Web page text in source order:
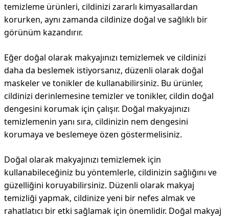
temizleme ürünleri, cildinizi zararlı kimyasallardan
korurken, aynı zamanda cildinize doğal ve sağlıklı bir
görünüm kazandırır.
Eğer doğal olarak makyajınızı temizlemek ve cildinizi
daha da beslemek istiyorsanız, düzenli olarak doğal
maskeler ve tonikler de kullanabilirsiniz. Bu ürünler,
cildinizi derinlemesine temizler ve tonikler, cildin doğal
dengesini korumak için çalışır. Doğal makyajınızı
temizlemenin yanı sıra, cildinizin nem dengesini
korumaya ve beslemeye özen göstermelisiniz.
Doğal olarak makyajınızı temizlemek için
kullanabileceğiniz bu yöntemlerle, cildinizin sağlığını ve
güzelliğini koruyabilirsiniz. Düzenli olarak makyaj
temizliği yapmak, cildinize yeni bir nefes almak ve
rahatlatıcı bir etki sağlamak için önemlidir. Doğal makyaj